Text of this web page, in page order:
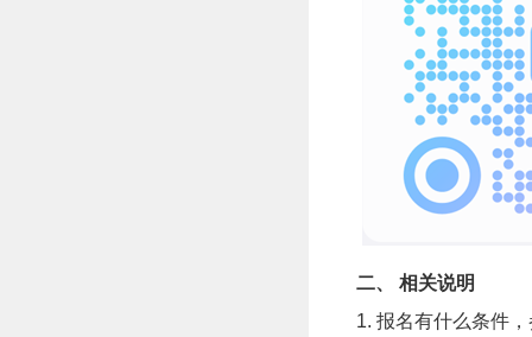
二、 相关说明
1. 报名有什么条件